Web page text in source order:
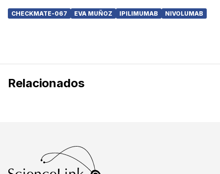
CHECKMATE-067 EVA MUÑOZ IPILIMUMAB NIVOLUMAB
Relacionados